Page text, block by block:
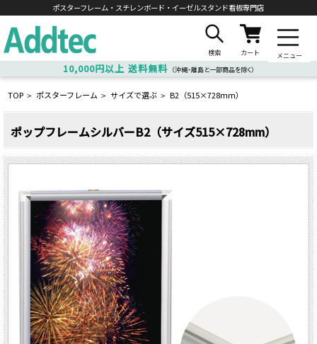
ポスターフレーム・スチレンボード・ イーゼルスタンド看板専門店
検索 カート メニュー
10,000円以上 送料無料 （沖縄・離島と一部商品を除く）
TOP > ポスターフレーム > サイズで選ぶ > B2（515×728ｍｍ）
ポップフレームシルバーB2（サイズ515×728mm）